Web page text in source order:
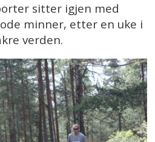
sitter igjen med
minner, etter en uke i
verden.